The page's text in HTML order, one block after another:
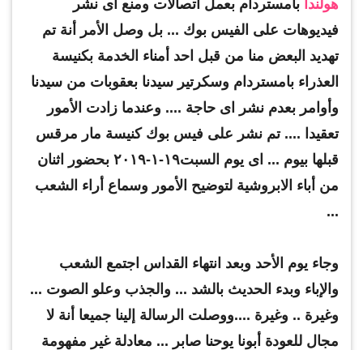
هولندا بامستردام بعمل اتصالات ومنع اى نشر
فيديوهات على الفيس بوك ... بل وصل الأمر أنة تم
تهديد البعض منا من قبل احد أمناء الخدمة بكنيسة
العذراء بامستردام وسكرتير سيدنا بعقوبات من سيدنا
وأوامر بعدم نشر اى حاجة .... وعندما زادت الأمور
تعقيدا .... تم نشر على فيس بوك كنيسة مار مرقس
قبلها بيوم ... اى يوم السبت١٩-١-٢٠١٩ بحضور اثنان
من أباء الابروشية لتوضيح الأمور وسماع أراء الشعب
...
وجاء يوم الأحد وبعد انتهاء القداس اجتمع الشعب
والإباء وبدء الحديث بالشد ... والجذب وعلو الصوت ...
وغيرة .. وغيرة ....ووصلت الرسالة إلينا جميعا أنة لا
مجال للعودة أبونا يوحنا صابر ... معادلة غير مفهومة